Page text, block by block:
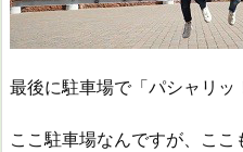
最後に駐車場で「パシャリッ
ここ駐車場なんですが、こ